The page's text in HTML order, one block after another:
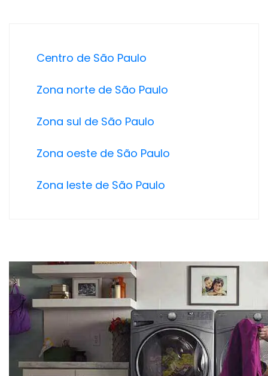
Centro de São Paulo
Zona norte de São Paulo
Zona sul de São Paulo
Zona oeste de São Paulo
Zona leste de São Paulo